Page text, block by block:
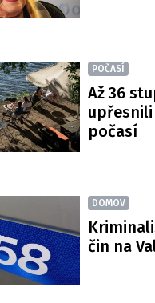
POČASÍ
Až 36
počasí
DOMOV
čin na